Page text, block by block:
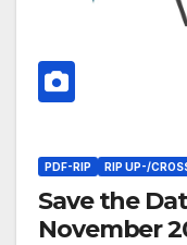
PDF-RIP RIP UP-/
Save the
November